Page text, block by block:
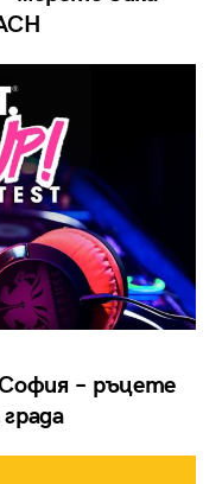
– ръцете